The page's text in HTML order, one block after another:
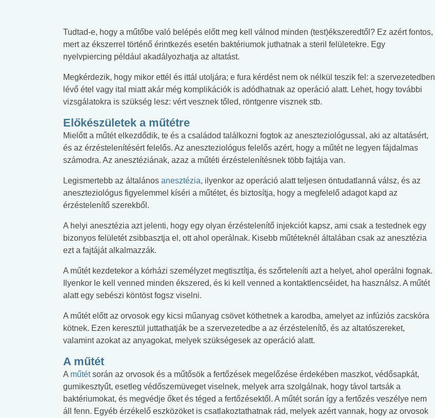
Tudtad-e, hogy a műtőbe való belépés előtt meg kell válnod minden (test)ékszeredtől? Ez azért fontos,
mert az ékszerrel történő érintkezés esetén baktériumok juthatnak a steril felületekre. Egy
nyelvpiercing például akadályozhatja az altatást.
Megkérdezik, hogy mikor ettél és ittál utoljára; e fura kérdést nem ok nélkül teszik fel: a szervezetedben
lévő étel vagy ital miatt akár még komplikációk is adódhatnak az operáció alatt. Lehet, hogy további
vizsgálatokra is szükség lesz: vért vesznek tőled, röntgenre visznek stb.
Előkészületek a műtétre
Mielőtt a műtét elkezdődik, te és a családod találkozni fogtok az aneszteziológussal, aki az altatásért,
és az érzéstelenítésért felelős. Az aneszteziológus felelős azért, hogy a műtét ne legyen fájdalmas
számodra. Az anesztéziának, azaz a műtéti érzéstelenítésnek több fajtája van.
Legismertebb az általános anesztézia, ilyenkor az operáció alatt teljesen öntudatlanná válsz, és az
aneszteziológus figyelemmel kíséri a műtétet, és biztosítja, hogy a megfelelő adagot kapd az
érzéstelenítő szerekből.
A helyi anesztézia azt jelenti, hogy egy olyan érzéstelenítő injekciót kapsz, ami csak a testednek egy
bizonyos felületét zsibbasztja el, ott ahol operálnak. Kisebb műtéteknél általában csak az anesztézia
ezt a fajtáját alkalmazzák.
A műtét kezdetekor a kórházi személyzet megtisztítja, és szőrteleníti azt a helyet, ahol operálni fognak.
Ilyenkor le kell venned minden ékszered, és ki kell venned a kontaktlencséidet, ha használsz. A műtét
alatt egy sebészi köntöst fogsz viselni.
A műtét előtt az orvosok egy kicsi műanyag csövet köthetnek a karodba, amelyet az infúziós zacskóra
kötnek. Ezen keresztül juttathatják be a szervezetedbe a az érzéstelenítő, és az altatószereket,
valamint azokat az anyagokat, melyek szükségesek az operáció alatt.
A műtét
A műtétsorán az orvosok és a műtősök a fertőzések megelőzése érdekében maszkot, védősapkát,
gumikesztyűt, esetleg védőszemüveget viselnek, melyek arra szolgálnak, hogy távol tartsák a
baktériumokat, és megvédje őket és téged a fertőzésektől. A műtét során így a fertőzés veszélye nem
áll fenn. Egyéb érzékelő eszközöket is csatlakoztathatnak rád, melyek azért vannak, hogy az orvosok